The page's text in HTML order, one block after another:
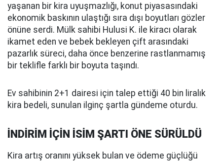
yaşanan bir kira uyuşmazlığı, konut piyasasındaki
ekonomik baskının ulaştığı sıra dışı boyutları gözler
önüne serdi. Mülk sahibi Hulusi K. ile kiracı olarak
ikamet eden ve bebek bekleyen çift arasındaki
pazarlık süreci, daha önce benzerine rastlanmamış
bir teklifle farklı bir boyuta taşındı.
Ev sahibinin 2+1 dairesi için talep ettiği 40 bin liralık
kira bedeli, sunulan ilginç şartla gündeme oturdu.
İNDİRİM İÇİN İSİM ŞARTI ÖNE SÜRÜLDÜ
Kira artış oranını yüksek bulan ve ödeme güçlüğü